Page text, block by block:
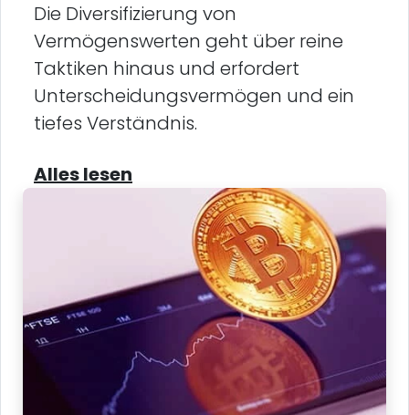
Die Diversifizierung von
Vermögenswerten geht über reine
Taktiken hinaus und erfordert
Unterscheidungsvermögen und ein
tiefes Verständnis.
Alles lesen